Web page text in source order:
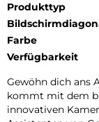
Produkttyp
Farbe
Verfügbarkeit
Gewöhn dich ans
kommt mit dem
innovativen